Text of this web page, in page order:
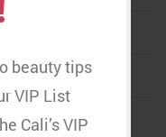
beauty tips
VIP List
Cali’s VIP